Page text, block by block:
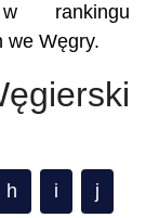
rankingu
we Węgry.
h i j